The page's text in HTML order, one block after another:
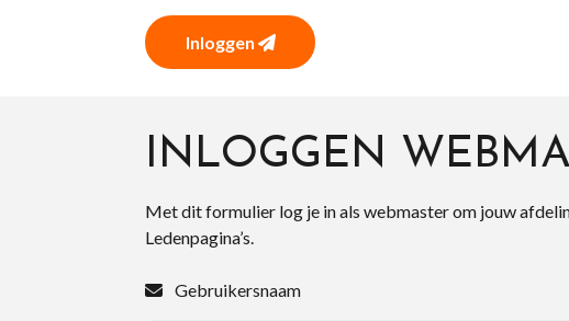
Inloggen
INLOGGEN
Met dit formulier log je in als webmaster om jouw
Ledenpagina’s.
Gebruikersnaam